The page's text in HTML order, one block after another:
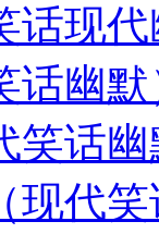
话现
话幽默
笑话
现代